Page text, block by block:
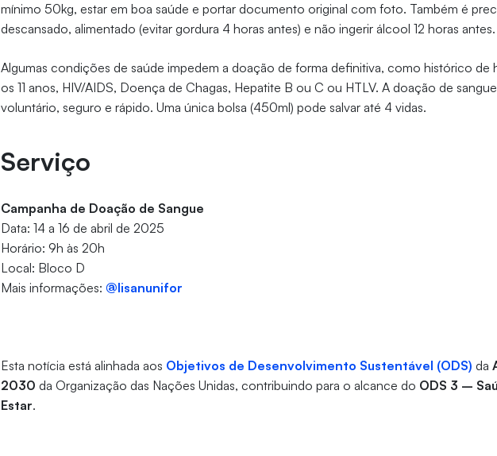
mínimo 50kg, estar em boa saúde e portar documento original com foto. Também é
descansado, alimentado (evitar gordura 4 horas antes) e não ingerir álcool 12 horas antes.
Algumas condições de saúde impedem a doação de forma definitiva, como histórico de
os 11 anos, HIV/AIDS, Doença de Chagas, Hepatite B ou C ou HTLV. A doação de
voluntário, seguro e rápido. Uma única bolsa (450ml) pode salvar até 4 vidas.
Serviço
Campanha de Doação de Sangue
Data: 14 a 16 de abril de 2025
Horário: 9h às 20h
Local: Bloco D
Mais informações:@lisanunifor
Esta notícia está alinhada aos Objetivos de Desenvolvimento Sustentável (ODS) da
2030 da Organização das Nações Unidas, contribuindo para o alcance do ODS 3 –
Estar.